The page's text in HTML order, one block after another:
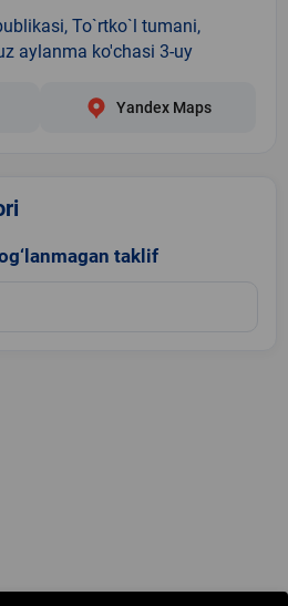
To`rtko`l tumani,
aylanma ko'chasi 3-uy
Yandex Maps
taklif